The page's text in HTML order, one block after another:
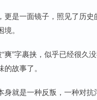
更是一面镜子，照见了历史
。
爽”字裹挟，似乎已经很久
故事了。
身就是一种反叛，一种对